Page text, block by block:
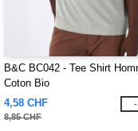
B&C BC042 - Tee Shirt
Coton Bio
4,58 CHF
8,85 CHF